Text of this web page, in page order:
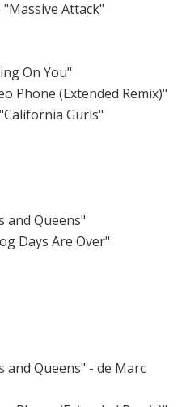
Attack"
On You"
Phone (Extended Remix)"
Gurls"
and Queens"
Days Are Over"
and Queens" - de Marc